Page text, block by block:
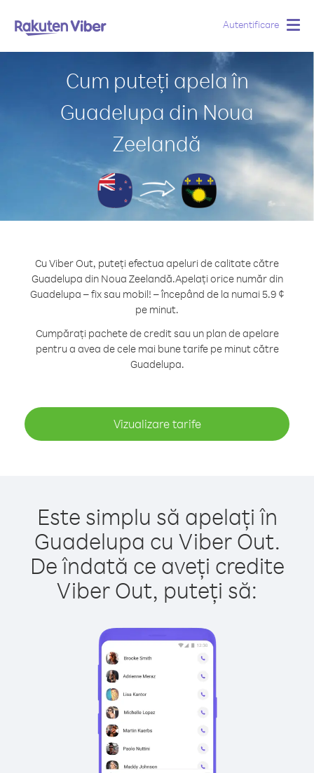
Autentificare
Cum puteți apela în
Guadelupa din Noua
Zeelandă
Cu Viber Out, puteți efectua apeluri de calitate către
Guadelupa din Noua Zeelandă.Apelați orice număr din
Guadelupa – fix sau mobil! – începând de la numai 5.9 ¢
pe minut.
Cumpărați pachete de credit sau un plan de apelare
pentru a avea de cele mai bune tarife pe minut către
Guadelupa.
Vizualizare tarife
Este simplu să apelați în
Guadelupa cu Viber Out.
De îndată ce aveți credite
Viber Out, puteți să: